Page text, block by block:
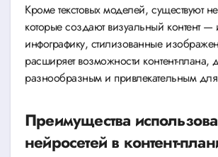
Кроме текстовых моделей, существуют
которые создают визуальный контент
инфографику, стилизованные
расширяет возможности контент-плана,
разнообразным и привлекательным
Преимущества
нейросетей в контент-